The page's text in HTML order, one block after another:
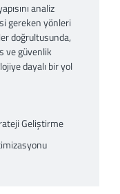
analiz
gereken yönleri
doğrultusunda,
ve güvenlik
dayalı bir yol
Geliştirme